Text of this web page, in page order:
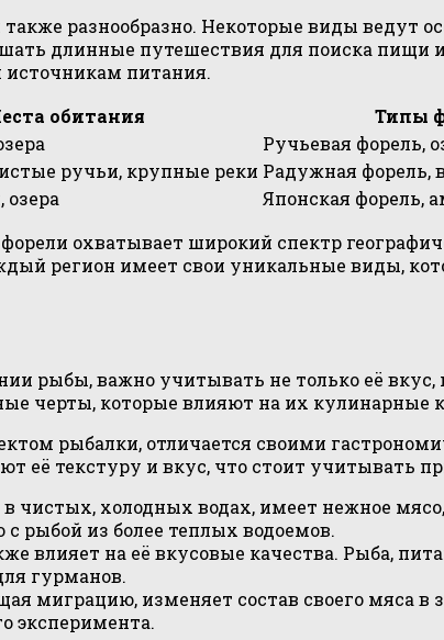
разнообразно. Некоторые виды ведут
длинные путешествия для поиска пищи
питания.
обитания
Типы
Ручьевая форель,
ручьи, крупные реки Радужная форель,
озера
Японская форель,
охватывает широкий спектр
регион имеет свои уникальные виды,
рыбы, важно учитывать не только её
черты, которые влияют на их кулинарные
рыбалки, отличается своими
её текстуру и вкус, что стоит учитывать
чистых, холодных водах, имеет нежное
рыбой из более теплых водоемов.
влияет на её вкусовые качества. Рыба,
гурманов.
миграцию, изменяет состав своего мяса
эксперимента.